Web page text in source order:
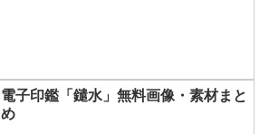
電子印鑑「鑓水」無料画像・素材まと
め